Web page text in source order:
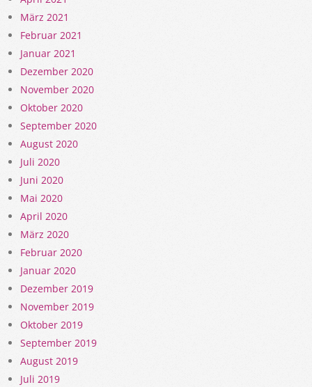
März 2021
Februar 2021
Januar 2021
Dezember 2020
November 2020
Oktober 2020
September 2020
August 2020
Juli 2020
Juni 2020
Mai 2020
April 2020
März 2020
Februar 2020
Januar 2020
Dezember 2019
November 2019
Oktober 2019
September 2019
August 2019
Juli 2019